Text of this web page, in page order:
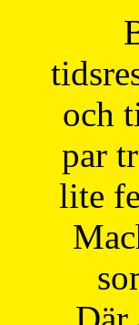
och
par
lite